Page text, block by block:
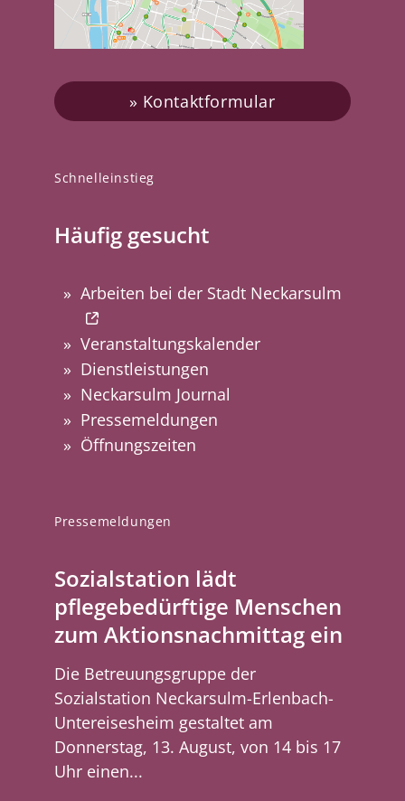
Pressemeldungen
Sozialstation lädt
pflegebedürftige Menschen
zum Aktionsnachmittag ein
Die Betreuungsgruppe der
Sozialstation Neckarsulm-Erlenbach-
Untereisesheim gestaltet am
Donnerstag, 13. August, von 14 bis 17
Uhr einen...
Schnelleinstieg
Häufig gesucht
Arbeiten bei der Stadt Neckarsulm
Veranstaltungskalender
Dienstleistungen
Neckarsulm Journal
Pressemeldungen
Öffnungszeiten
Kontaktformular